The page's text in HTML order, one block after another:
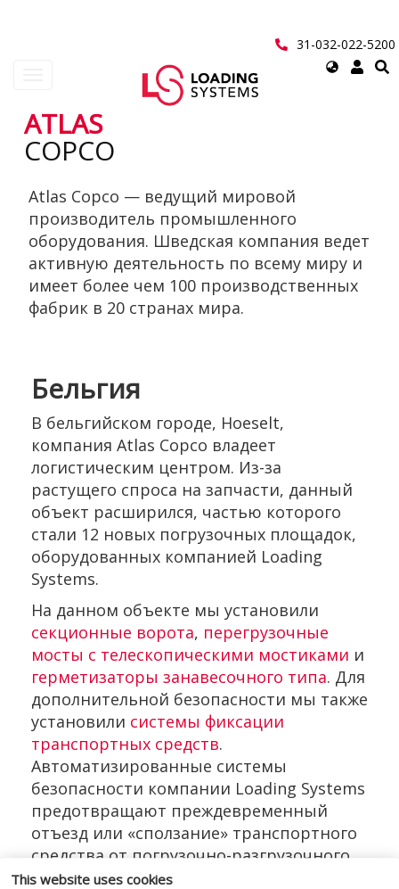
This website uses cookies
31-032-022-5200
Select
User
menu
ATLAS
COPCO
Atlas Copco — ведущий мировой
производитель промышленного
оборудования. Шведская компания ведет
активную деятельность по всему миру и
имеет более чем 100 производственных
фабрик в 20 странах мира.
Бельгия
В бельгийском городе, Hoeselt,
компания Atlas Copco владеет
логистическим центром. Из-за
растущего спроса на запчасти, данный
объект расширился, частью которого
стали 12 новых погрузочных площадок,
оборудованных компанией Loading
Systems.
На данном объекте мы установили
секционные ворота, перегрузочные
мосты с телескопическими мостиками и
герметизаторы занавесочного типа. Для
дополнительной безопасности мы также
установили системы фиксации
транспортных средств.
Автоматизированные системы
безопасности компании Loading Systems
предотвращают преждевременный
отъезд или «сползание» транспортного
средства от погрузочно-разгрузочного
дока.